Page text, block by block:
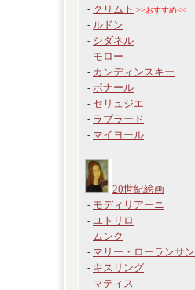
|- クリムト >>おすすめ<<
|- ルドン
|- シダネル
|- モロー
|- カンディンスキー
|- ボナール
|- セリュジエ
|- ラプラード
|- マイヨール
20世紀絵画
|- モディリアーニ
|- ユトリロ
|- ムンク
|- マリー・ローランサン
|- キスリング
|- マティス